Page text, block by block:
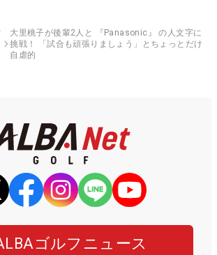
大里桃子が後輩2人と 『Panasonic』 の人文字に
挑戦！ 「試合も頑張りましょう」とちょっとだけ
自虐的
ゴルフニュース